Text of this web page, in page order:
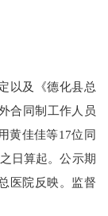
及《德化县总
合同制工作人员
黄佳佳等17位同
日算起。公示期
医院反映。监督